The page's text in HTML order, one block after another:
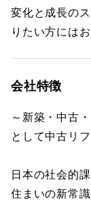
変化と成長の
りたい方には
会社特徴
～新築・中古
として中古リ
日本の社会的
住まいの新常